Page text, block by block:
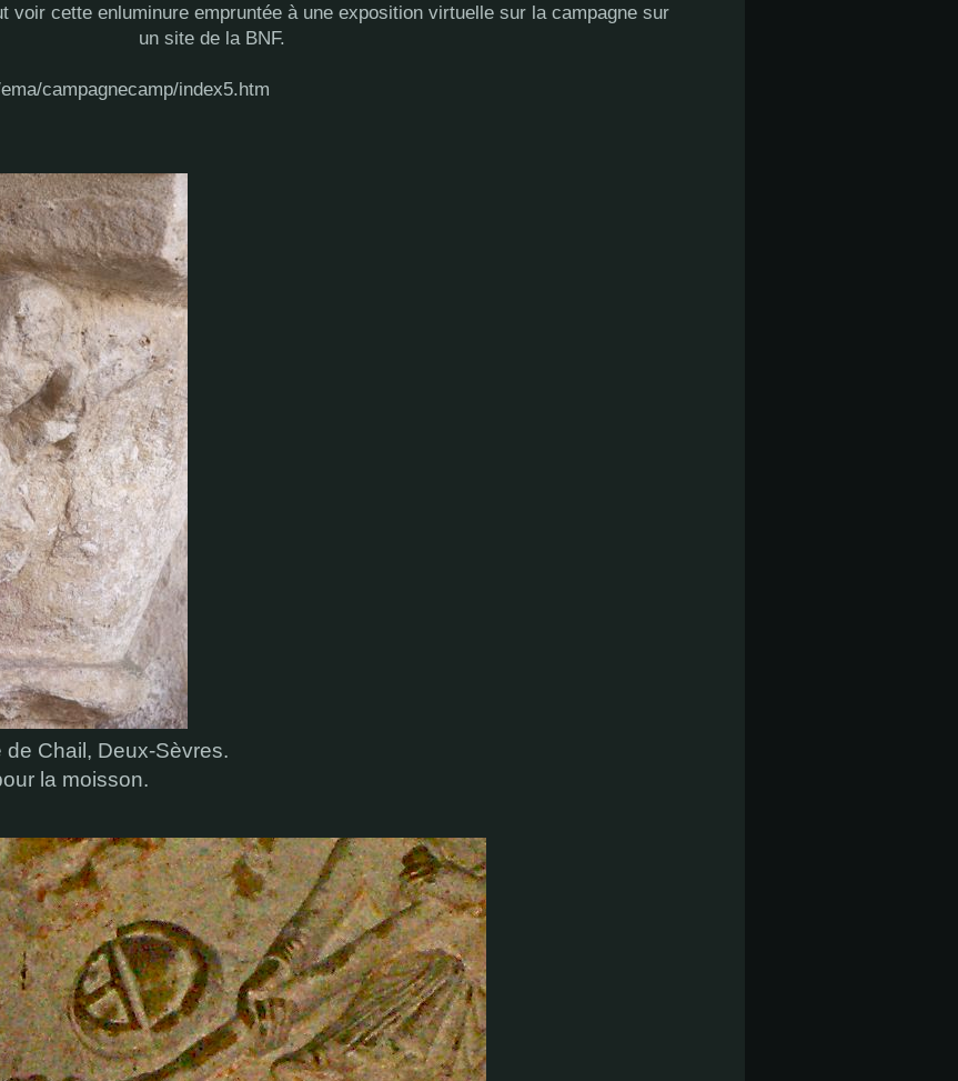
voir cette enluminure empruntée à une exposition virtuelle sur la campagne sur
un site de la BNF.
campagnecamp/index5.htm
Chail, Deux-Sèvres.
la moisson.